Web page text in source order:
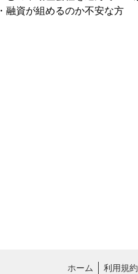
・融資が組めるのか不安な方
ホーム 利用規約